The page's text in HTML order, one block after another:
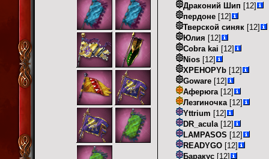
Драконий Шип [12]
пердоне [12]
Тверской синяк [12]
Юлия [12]
Cobra kai [12]
Nios [12]
XPEHOPYb [12]
Goware [12]
Аферюга [12]
Лезгиночка [12]
Yttrium [12]
DR_acula [12]
LAMPASOS [12]
READYGO [12]
Баракус [12]